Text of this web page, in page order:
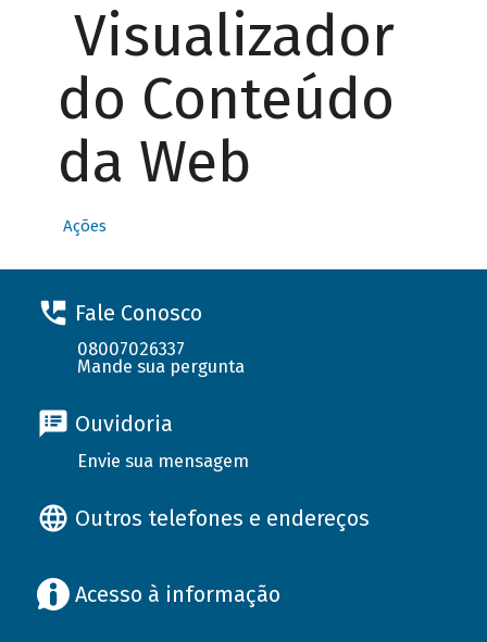
Visualizador
do Conteúdo
da Web
Ações
Fale Conosco
08007026337
Mande sua pergunta
Ouvidoria
Envie sua mensagem
Outros telefones e endereços
Acesso à informação